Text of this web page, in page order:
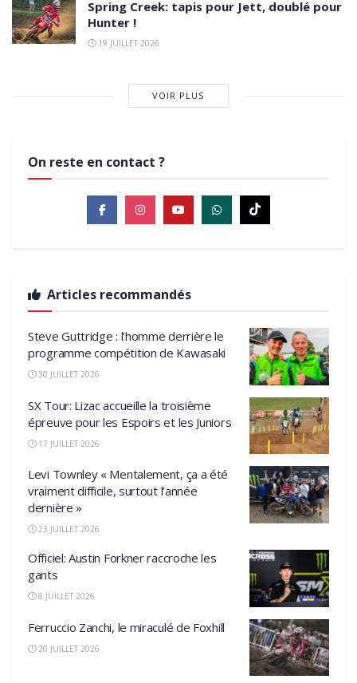
Spring Creek: tapis pour Jett, doublé pour
Hunter !
19 JUILLET 2026
VOIR PLUS
On reste en contact ?
Articles recommandés
Steve Guttridge : l’homme derrière le
programme compétition de Kawasaki
30 JUILLET 2026
SX Tour: Lizac accueille la troisième
épreuve pour les Espoirs et les Juniors
17 JUILLET 2026
Levi Townley « Mentalement, ça a été
vraiment difficile, surtout l’année
dernière »
23 JUILLET 2026
Officiel: Austin Forkner raccroche les
gants
8 JUILLET 2026
Ferruccio Zanchi, le miraculé de Foxhill
20 JUILLET 2026